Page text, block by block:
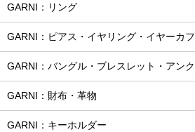
GARNI：リング
GARNI：ピアス・イヤリング・イヤーカフ
GARNI：バングル・ブレスレット・アン
GARNI：財布・革物
GARNI：キーホルダー